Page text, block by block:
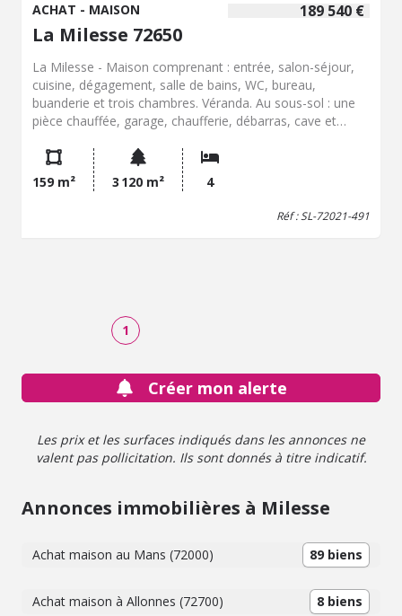
189 540 €
ACHAT - MAISON
La Milesse 72650
La Milesse - Maison comprenant : entrée, salon-séjour,
cuisine, dégagement, salle de bains, WC, bureau,
buanderie et trois chambres. Véranda. Au sous-sol : une
pièce chauffée, garage, chaufferie, débarras, cave et
Assainissement individuel. Travaux à prévoir.
159 m²
3 120 m² 4
Réf : SL-72021-491
1
Créer mon alerte
Les prix et les surfaces indiqués dans les annonces ne
valent pas pollicitation. Ils sont donnés à titre indicatif.
Annonces immobilières à Milesse
Achat maison au Mans (72000) 89 biens
Achat maison à Allonnes (72700) 8 biens